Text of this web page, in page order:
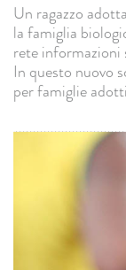
Un ragazzo
la famiglia
rete informazioni
In questo nuovo
per famiglie